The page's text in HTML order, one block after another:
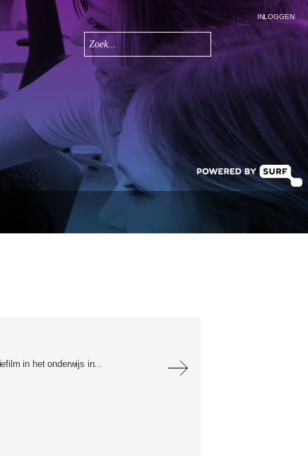
Zoekveld
Zoeken
INLOGGEN
in het onderwijs in...